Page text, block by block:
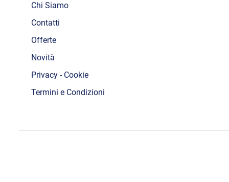
Chi Siamo
Contatti
Offerte
Novità
Privacy - Cookie
Termini e Condizioni